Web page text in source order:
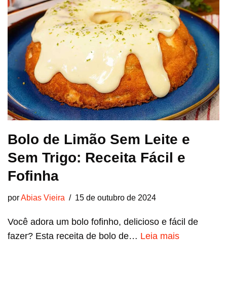
Bolo de Limão Sem Leite e
Sem Trigo: Receita Fácil e
Fofinha
porAbias Vieira 15 de outubro de 2024
Você adora um bolo fofinho, delicioso e fácil de
fazer? Esta receita de bolo de… Leia mais